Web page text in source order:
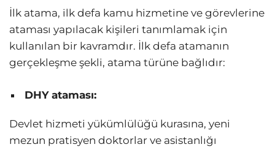
İlk atama, ilk defa kamu hizmetine ve görevlerine
ataması yapılacak kişileri tanımlamak için
kullanılan bir kavramdır. İlk defa atamanın
gerçekleşme şekli, atama türüne bağlıdır:
DHY ataması:
Devlet hizmeti yükümlülüğü kurasına, yeni
mezun pratisyen doktorlar ve asistanlığı